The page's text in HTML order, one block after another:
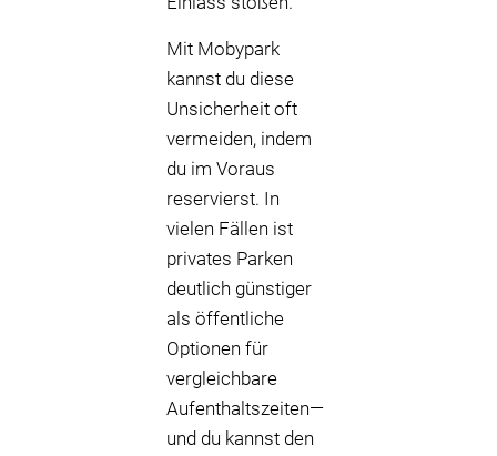
Mit Mobypark
kannst du diese
Unsicherheit oft
vermeiden, indem
du im Voraus
reservierst. In
vielen Fällen ist
privates Parken
deutlich günstiger
als öffentliche
Optionen für
vergleichbare
Aufenthaltszeiten—
und du kannst den